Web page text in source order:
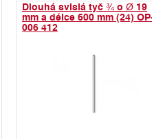
Dlouhá svislá tyč ¾ o Ø 19
mm a délce 600 mm (24)
006 412